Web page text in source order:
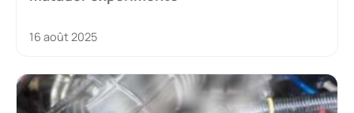
16 août 2025